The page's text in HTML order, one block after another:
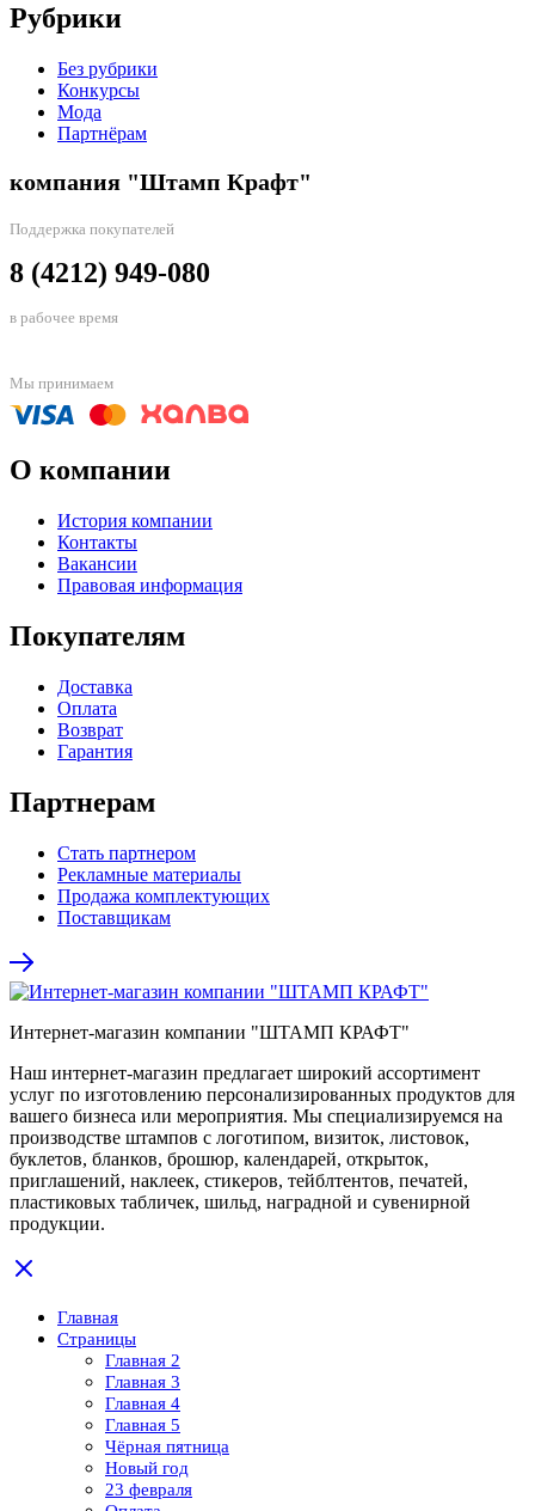
Рубрики
Без рубрики
Конкурсы
Мода
Партнёрам
компания "Штамп Крафт"
Поддержка покупателей
8 (4212) 949-080
в рабочее время
Мы принимаем
О компании
История компании
Контакты
Вакансии
Правовая информация
Покупателям
Доставка
Оплата
Возврат
Гарантия
Партнерам
Стать партнером
Рекламные материалы
Продажа комплектующих
Поставщикам
Интернет-магазин компании "ШТАМП КРАФТ"
Наш интернет-магазин предлагает широкий ассортимент
услуг по изготовлению персонализированных продуктов для
вашего бизнеса или мероприятия. Мы специализируемся на
производстве штампов с логотипом, визиток, листовок,
буклетов, бланков, брошюр, календарей, открыток,
приглашений, наклеек, стикеров, тейблтентов, печатей,
пластиковых табличек, шильд, наградной и сувенирной
продукции.
Главная
Страницы
Главная 2
Главная 3
Главная 4
Главная 5
Чёрная пятница
Новый год
23 февраля